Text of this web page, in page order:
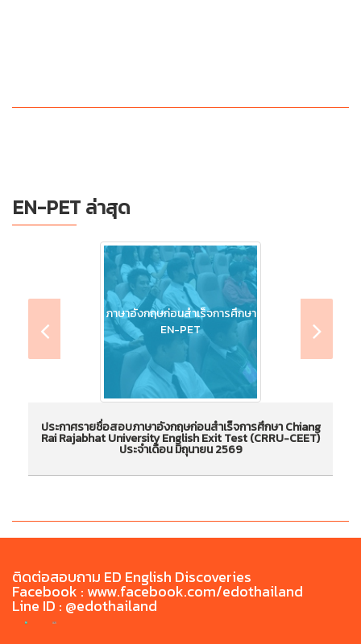
EN-PET ล่าสุด
ภาษาอังกฤษก่อนสำเร็จการศึกษา
EN-PET
ประกาศรายชื่อสอบภาษาอังกฤษก่อนสำเร็จการศึกษา
Chiang Rai Rajabhat University English Exit
ประกาศรายชื่อสอบภาษาอังกฤษก่อนสำเร็จการศึกษา Chiang
Rai Rajabhat University English Exit Test (CRRU-CEET)
ประจำเดือน มิถุนายน 2569
ติดต่อสอบถาม ED English Discoveries
Facebook : www.facebook.com/edothailand
Line ID : @edothailand